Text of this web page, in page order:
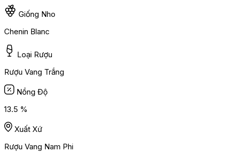
Giống Nho
Chenin Blanc
Loại Rượu
Rượu Vang Trắng
Nồng Độ
13.5 %
Xuất Xứ
Rượu Vang Nam Phi